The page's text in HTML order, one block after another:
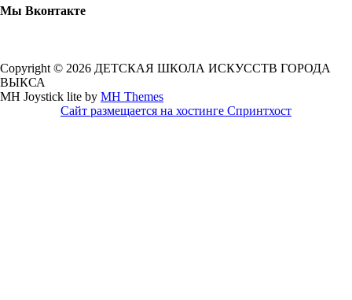
Мы Вконтакте
Copyright © 2026 ДЕТСКАЯ ШКОЛА ИСКУССТВ ГОРОДА
ВЫКСА
MH Joystick lite by MH Themes
Сайт размещается на хостинге Спринтхост